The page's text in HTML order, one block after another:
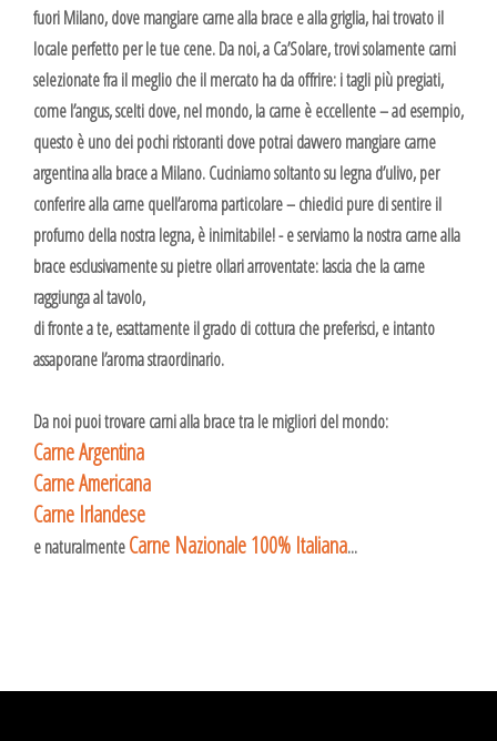
fuori Milano, dove mangiare carne alla brace e alla griglia, hai trovato il
locale perfetto per le tue cene. Da noi, a Ca’Solare, trovi solamente carni
selezionate fra il meglio che il mercato ha da offrire: i tagli più pregiati,
come l’angus, scelti dove, nel mondo, la carne è eccellente – ad esempio,
questo è uno dei pochi ristoranti dove potrai davvero mangiare carne
argentina alla brace a Milano. Cuciniamo soltanto su legna d’ulivo, per
conferire alla carne quell’aroma particolare – chiedici pure di sentire il
profumo della nostra legna, è inimitabile! - e serviamo la nostra carne alla
brace esclusivamente su pietre ollari arroventate: lascia che la carne
raggiunga al tavolo,
di fronte a te, esattamente il grado di cottura che preferisci, e intanto
assaporane l’aroma straordinario.
Da noi puoi trovare carni alla brace tra le migliori del mondo:
Carne Argentina
Carne Americana
Carne Irlandese
e naturalmenteCarne Nazionale 100% Italiana...